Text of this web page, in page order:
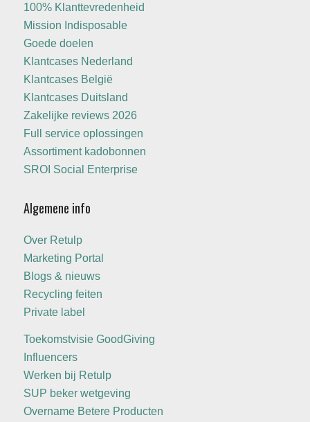
100% Klanttevredenheid
Mission Indisposable
Goede doelen
Klantcases Nederland
Klantcases België
Klantcases Duitsland
Zakelijke reviews 2026
Full service oplossingen
Assortiment kadobonnen
SROI Social Enterprise
Algemene info
Over Retulp
Marketing Portal
Blogs & nieuws
Recycling feiten
Private label
Toekomstvisie GoodGiving
Influencers
Werken bij Retulp
SUP beker wetgeving
Overname Betere Producten